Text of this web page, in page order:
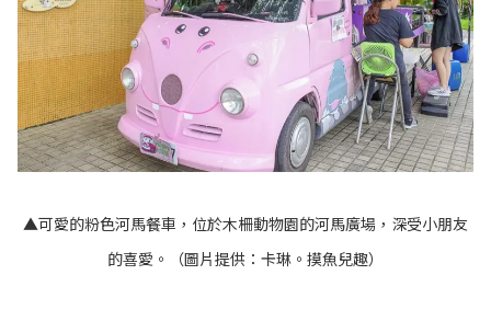
▲可愛的粉色河馬餐車，位於木柵動物園的河馬廣場，深受小朋友
的喜愛。（圖片提供：卡琳。摸魚兒趣）